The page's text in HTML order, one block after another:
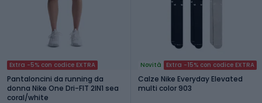
Extra -5% con codice EXTRA
Pantaloncini da running da
donna Nike One Dri-FIT 2IN1 sea
coral/white
Novità Extra -15% con codice EXTRA
Calze Nike Everyday Elevated
multi color 903